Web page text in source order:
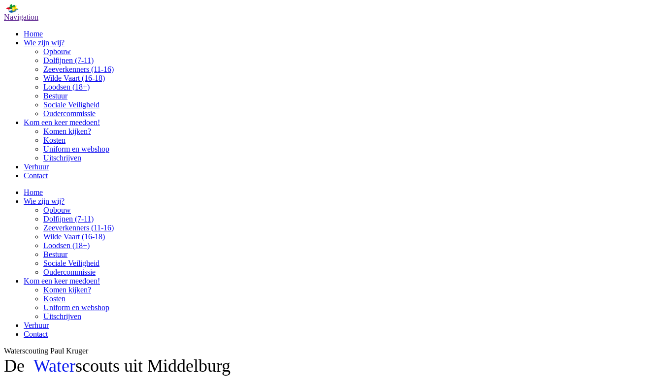
Navigation
Home
Wie zijn wij?
Opbouw
Dolfijnen (7-11)
Zeeverkenners (11-16)
Wilde Vaart (16-18)
Loodsen (18+)
Bestuur
Sociale Veiligheid
Oudercommissie
Kom een keer meedoen!
Komen kijken?
Kosten
Uniform en webshop
Uitschrijven
Verhuur
Contact
Home
Wie zijn wij?
Opbouw
Dolfijnen (7-11)
Zeeverkenners (11-16)
Wilde Vaart (16-18)
Loodsen (18+)
Bestuur
Sociale Veiligheid
Oudercommissie
Kom een keer meedoen!
Komen kijken?
Kosten
Uniform en webshop
Uitschrijven
Verhuur
Contact
Waterscouting Paul Kruger
De Waterscouts uit Middelburg